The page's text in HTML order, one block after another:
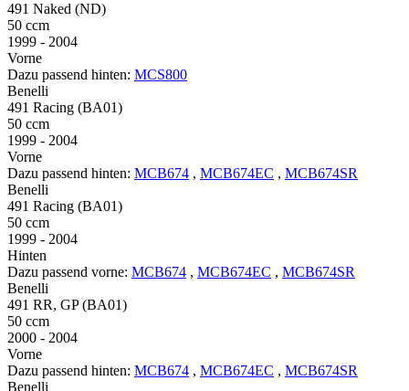
491 Naked (ND)
50 ccm
1999 - 2004
Vorne
Dazu passend hinten: MCS800
Benelli
491 Racing (BA01)
50 ccm
1999 - 2004
Vorne
Dazu passend hinten: MCB674 , MCB674EC , MCB674SR
Benelli
491 Racing (BA01)
50 ccm
1999 - 2004
Hinten
Dazu passend vorne: MCB674 , MCB674EC , MCB674SR
Benelli
491 RR, GP (BA01)
50 ccm
2000 - 2004
Vorne
Dazu passend hinten: MCB674 , MCB674EC , MCB674SR
Benelli